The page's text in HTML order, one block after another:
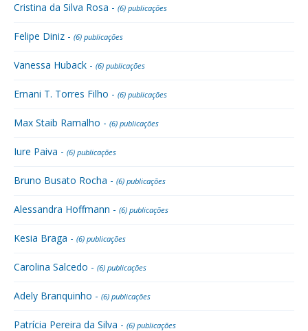
Cristina da Silva Rosa - (6) publicações
Felipe Diniz - (6) publicações
Vanessa Huback - (6) publicações
Ernani T. Torres Filho - (6) publicações
Max Staib Ramalho - (6) publicações
Iure Paiva - (6) publicações
Bruno Busato Rocha - (6) publicações
Alessandra Hoffmann - (6) publicações
Kesia Braga - (6) publicações
Carolina Salcedo - (6) publicações
Adely Branquinho - (6) publicações
Patrícia Pereira da Silva - (6) publicações